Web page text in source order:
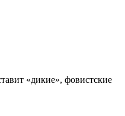
«дикие», фовистские